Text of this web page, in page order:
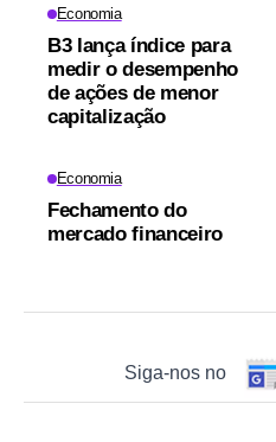
Economia
B3 lança índice para
medir o desempenho
de ações de menor
capitalização
Economia
Fechamento do
mercado financeiro
Siga-nos no